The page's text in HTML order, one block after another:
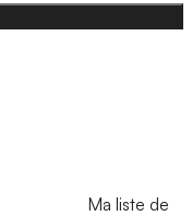
Ma liste de